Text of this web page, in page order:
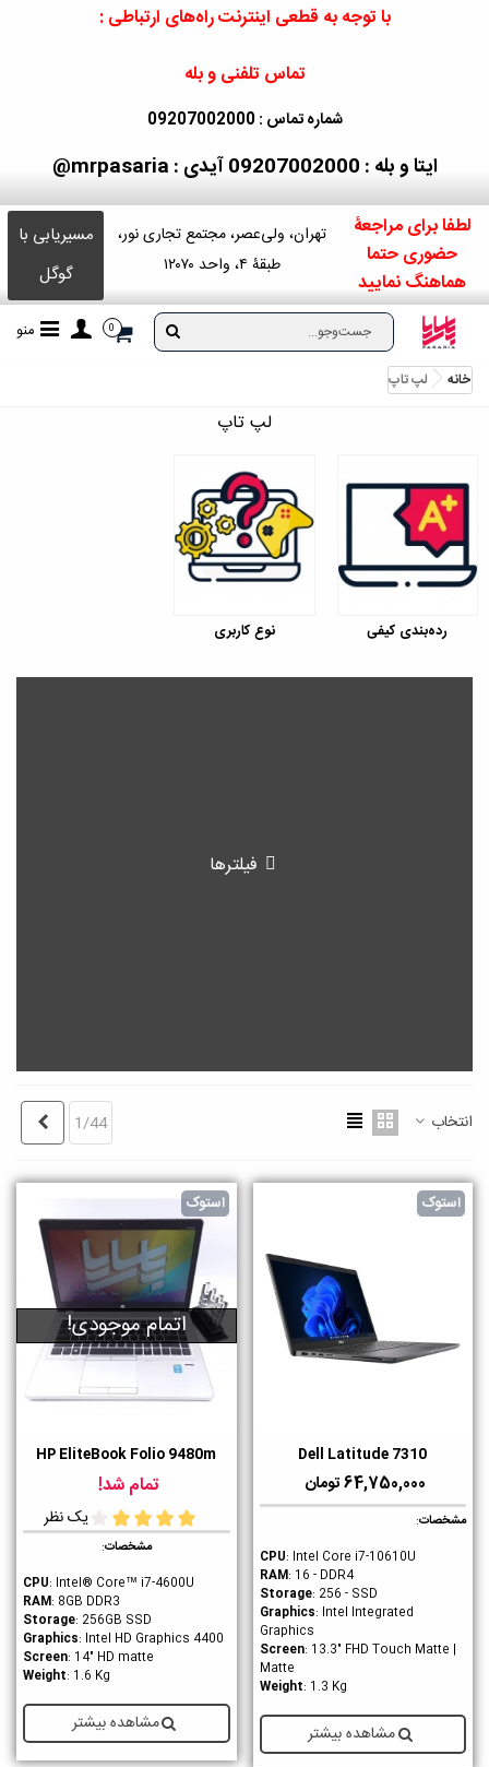
با توجه به قطعی اینترنت راه‌های ارتباطی :
تماس تلفنی و بله
شماره تماس : 09207002000
ایتا و بله : 09207002000 آیدی : mrpasaria@
لطفا برای مراجعۀ
حضوری حتما
هماهنگ نمایید
تهران، ولی‌عصر، مجتمع تجاری نور،
طبقۀ ۴، واحد ۱۲۰۷۰
مسیریابی با
گوگل
0 منو
خانه لپ تاپ
لپ تاپ
رده‌بندی کیفی نوع کاربری
فیلترها
انتخاب 1/44
استوک
Dell Latitude 7310
64,750,000 تومان
مشخصات:
CPU: Intel Core i7-10610U
RAM: 16 - DDR4
Storage: 256 - SSD
Graphics: Intel Integrated
Graphics
Screen: 13.3" FHD Touch Matte |
Matte
Weight: 1.3 Kg
مشاهده بیشتر
استوک
اتمام موجودی!
HP EliteBook Folio 9480m
تمام شد!
یک نظر
مشخصات:
CPU: Intel® Core™ i7-4600U
RAM: 8GB DDR3
Storage: 256GB SSD
Graphics: Intel HD Graphics 4400
Screen: 14" HD matte
Weight: 1.6 Kg
مشاهده بیشتر